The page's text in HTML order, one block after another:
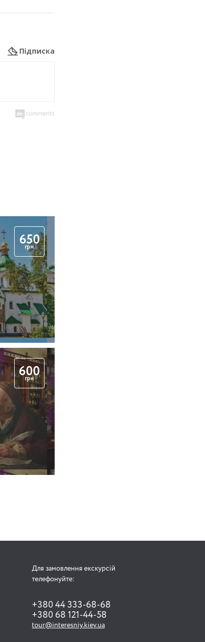
Підписка
650
грн
600
грн
Для замовлення екскурсій
телефонуйте:
+380 44 333-68-68
+380 68 121-44-58
tour@interesniy.kiev.ua